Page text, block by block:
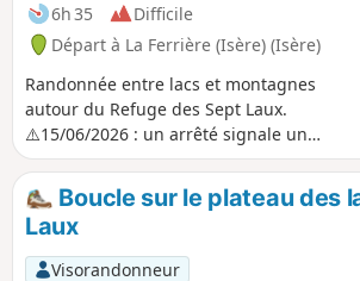
6h 35
Difficile
Départ à La Ferrière (Isère) (Isère)
Randonnée entre lacs et montagnes
autour du Refuge des Sept Laux.
⚠️15/06/2026 : un arrêté signale un
éboulement au niveau du cul de la
vieille entre 7 et 3, ne permettant pas de
suivre cet itinéraire. Il faut contourner
par le GR®738 entre 7 et 4. Merci de
nous indiquer dans les messages si
Boucle sur le plateau des
Laux
Visorandonneur